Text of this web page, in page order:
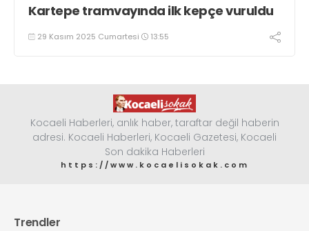
Kartepe tramvayında ilk kepçe vuruldu
29 Kasım 2025 Cumartesi 13:55
Kocaeli Haberleri, anlık haber, taraftar değil haberin
adresi. Kocaeli Haberleri, Kocaeli Gazetesi, Kocaeli
Son dakika Haberleri
https://www.kocaelisokak.com
Trendler